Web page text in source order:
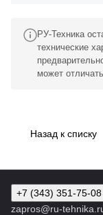
РУ-Техника
технические
может
Назад к списку
+7 (343) 351-75-08
zapros@ru-